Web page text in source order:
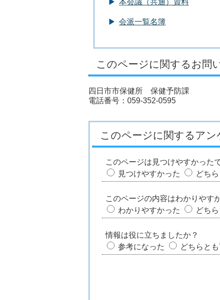
会派一覧名簿
このページに関するお問
四日市市保健所 保健予防課
電話番号：059-352-0595
このページに関するアン
このページは見つけやすかった
見つけやすかった
どち
このページの内容はわかりやす
わかりやすかった
どち
情報は役に立ちましたか？
参考になった
どちらと